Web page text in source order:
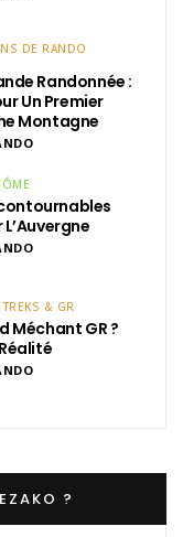
DE RANDO
Randonnée :
Un Premier
Montagne
TREKS & GR
Méchant GR ?
?